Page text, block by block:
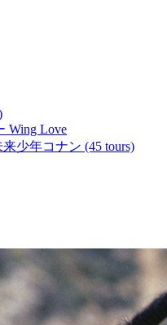
Wing Love
来少年コナン (45 tours)